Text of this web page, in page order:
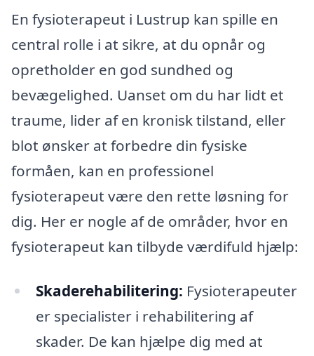
En fysioterapeut i Lustrup kan spille en
central rolle i at sikre, at du opnår og
opretholder en god sundhed og
bevægelighed. Uanset om du har lidt et
traume, lider af en kronisk tilstand, eller
blot ønsker at forbedre din fysiske
formåen, kan en professionel
fysioterapeut være den rette løsning for
dig. Her er nogle af de områder, hvor en
fysioterapeut kan tilbyde værdifuld hjælp:
Skaderehabilitering: Fysioterapeuter
er specialister i rehabilitering af
skader. De kan hjælpe dig med at